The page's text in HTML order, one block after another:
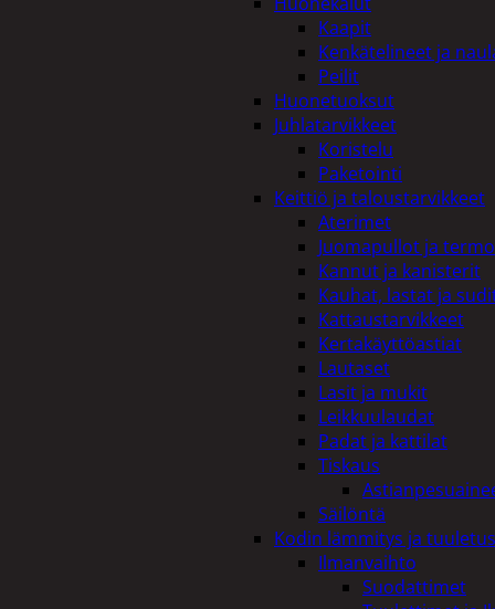
Kaapit
Kenkätelineet ja
Peilit
Huonetuoksut
Juhlatarvikkeet
Koristelu
Paketointi
Keittiö ja taloustarvikkeet
Aterimet
Juomapullot ja
Kannut ja kanisterit
Kauhat, lastat ja
Kattaustarvikkeet
Kertakäyttöastiat
Lautaset
Lasit ja mukit
Leikkuulaudat
Padat ja kattilat
Tiskaus
Säilöntä
Kodin lämmitys ja tuuletus
Ilmanvaihto
Suodattimet